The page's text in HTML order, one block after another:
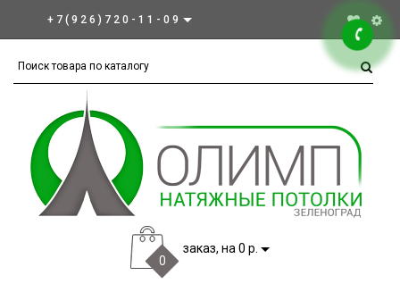
+7(926)720-11-09
0
заказ, на 0 р.